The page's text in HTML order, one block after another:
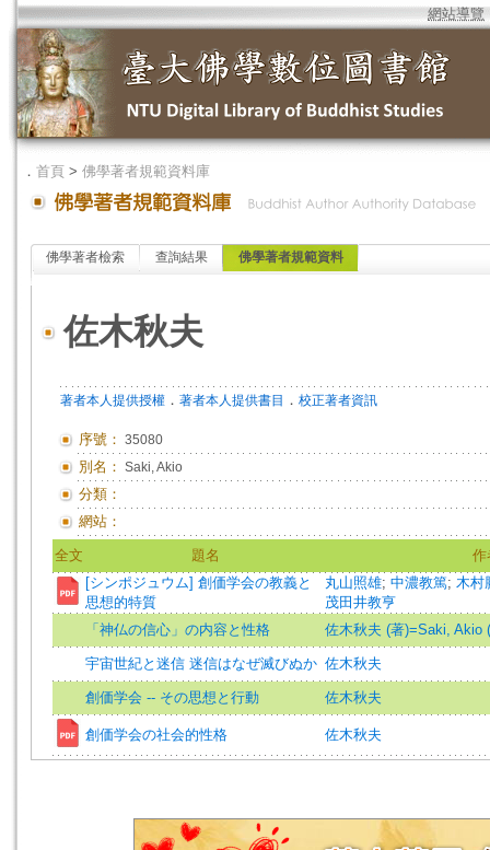
網站導覽
． 首頁 > 佛學著者規範資料庫
佛學著者檢索 查詢結果 佛學著者規範資料
佐木秋夫
著者本人提供授權 ． 著者本人提供書目 ． 校正著者資訊
序號： 35080
別名： Saki, Akio
分類：
網站：
全文 題名
作
[シンポジュウム] 創価学会の教義と
思想的特質
丸山照雄; 中濃教篤; 木村
茂田井教亨
「神仏の信心」の内容と性格
佐木秋夫 (著)=Saki, Akio
宇宙世紀と迷信 迷信はなぜ滅びぬか 佐木秋夫
創価学会 -- その思想と行動 佐木秋夫
創価学会の社会的性格 佐木秋夫